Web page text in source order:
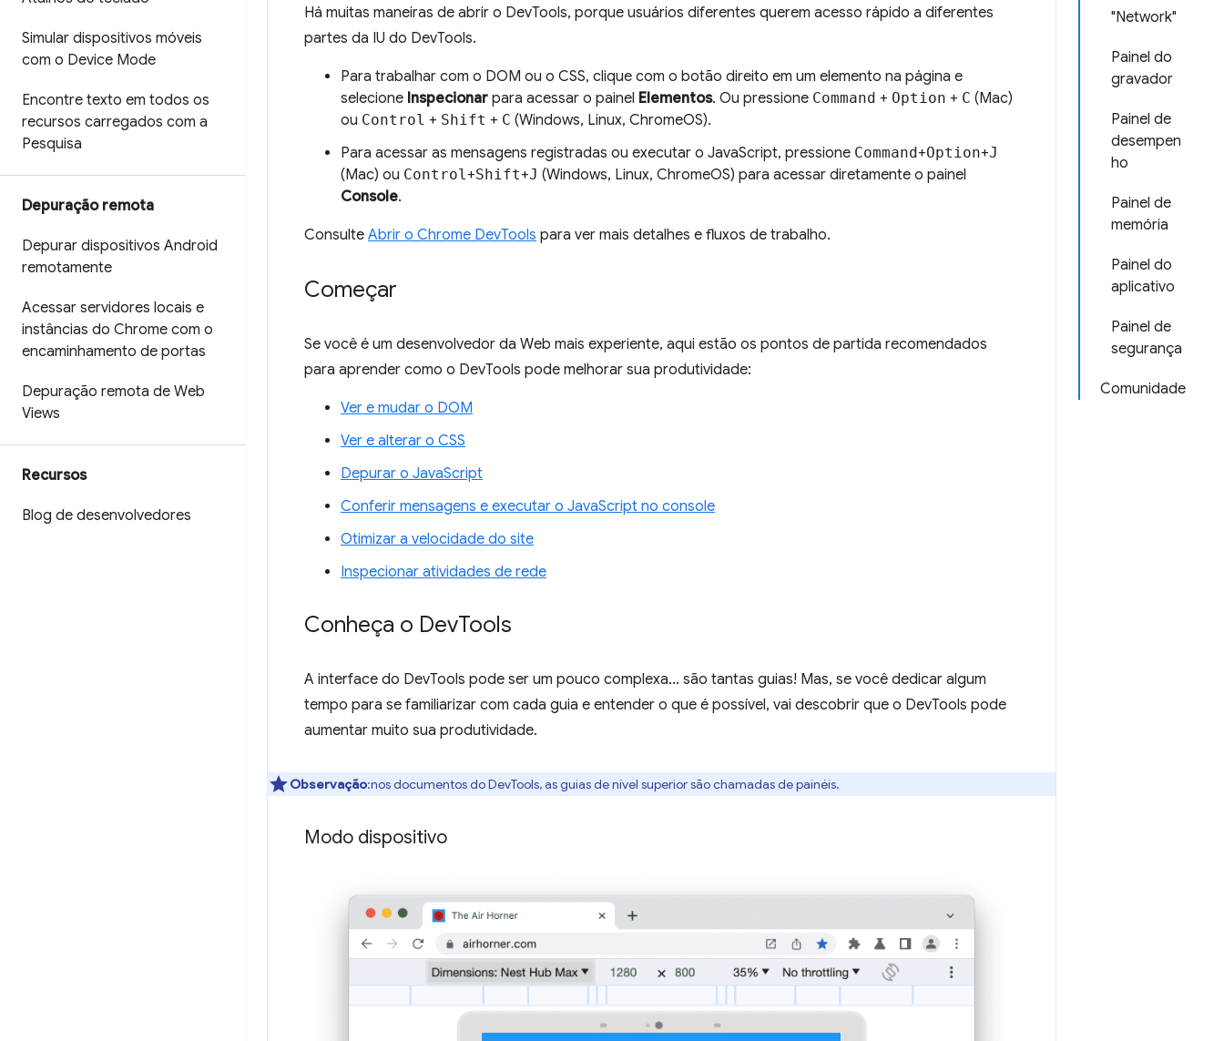
Simular dispositivos móveis
com o Device Mode
Encontre texto em todos os
recursos carregados com a
Pesquisa
Depuração remota
Depurar dispositivos Android
remotamente
Acessar servidores locais e
instâncias do Chrome com o
encaminhamento de portas
Depuração remota de Web
Views
Recursos
Blog de desenvolvedores
"Network"
Painel do
gravador
Painel de
desempen
ho
Painel de
memória
Painel do
aplicativo
Painel de
segurança
Comunidade
Há muitas maneiras de abrir o DevTools, porque usuários diferentes querem acesso rápido a diferentes
partes da IU do DevTools.
Para trabalhar com o DOM ou o CSS, clique com o botão direito em um elemento na página e
selecione Inspecionar para acessar o painel Elementos. Ou pressione Command + Option + C (Mac)
ou Control + Shift + C (Windows, Linux, ChromeOS).
Para acessar as mensagens registradas ou executar o JavaScript, pressione Command+Option+J
(Mac) ou Control+Shift+J (Windows, Linux, ChromeOS) para acessar diretamente o painel
Console.
Consulte Abrir o Chrome DevTools para ver mais detalhes e fluxos de trabalho.
Começar
Se você é um desenvolvedor da Web mais experiente, aqui estão os pontos de partida recomendados
para aprender como o DevTools pode melhorar sua produtividade:
Ver e mudar o DOM
Ver e alterar o CSS
Depurar o JavaScript
Conferir mensagens e executar o JavaScript no console
Otimizar a velocidade do site
Inspecionar atividades de rede
Conheça o DevTools
A interface do DevTools pode ser um pouco complexa... são tantas guias! Mas, se você dedicar algum
tempo para se familiarizar com cada guia e entender o que é possível, vai descobrir que o DevTools pode
aumentar muito sua produtividade.
Observação:nos documentos do DevTools, as guias de nível superior são chamadas de painéis.
Modo dispositivo